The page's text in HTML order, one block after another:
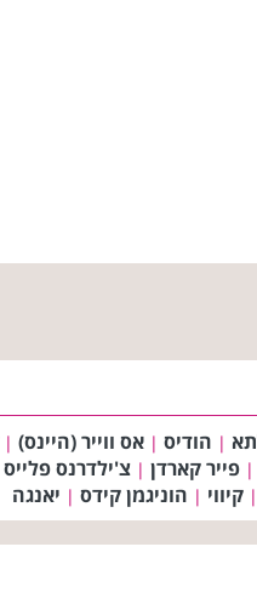
| הודיס | אס ווייר (היינס) |
| פייר קארדן | צ'ילדרנס פלייס
| קיווי | הוניגמן קידס | יאנגה